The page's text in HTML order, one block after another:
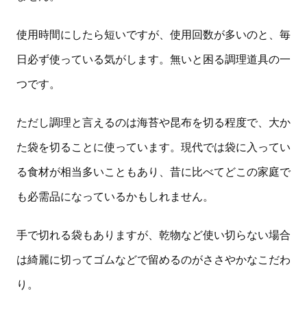
使用時間にしたら短いですが、使用回数が多いのと、毎
日必ず使っている気がします。無いと困る調理道具の一
つです。
ただし調理と言えるのは海苔や昆布を切る程度で、大か
た袋を切ることに使っています。現代では袋に入ってい
る食材が相当多いこともあり、昔に比べてどこの家庭で
も必需品になっているかもしれません。
手で切れる袋もありますが、乾物など使い切らない場合
は綺麗に切ってゴムなどで留めるのがささやかなこだわ
り。